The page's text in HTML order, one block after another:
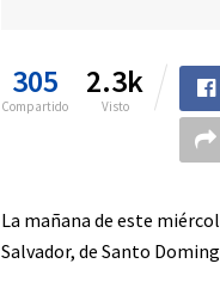
305
Compartido
2.3k
Visto
La mañana de este
Salvador, de Santo